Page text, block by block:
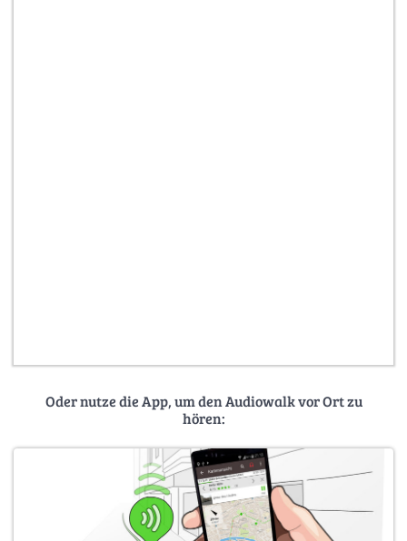
Oder nutze die App, um den Audiowalk vor Ort zu
hören: